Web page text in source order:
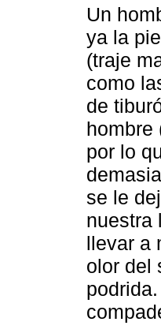
Un
ya la
(traje
como
de
hombre
por lo
se le
nuestra
llevar a
olor del